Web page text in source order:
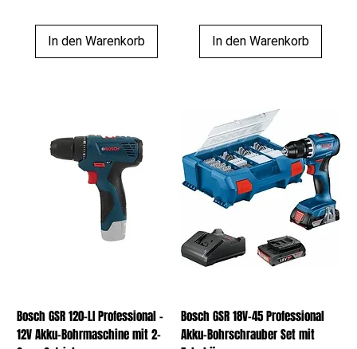
In den Warenkorb In den Warenkorb
Bosch GSR 120-LI Professional –
12V Akku-Bohrmaschine mit 2-
Bosch GSR 18V-45 Professional
Akku-Bohrschrauber Set mit